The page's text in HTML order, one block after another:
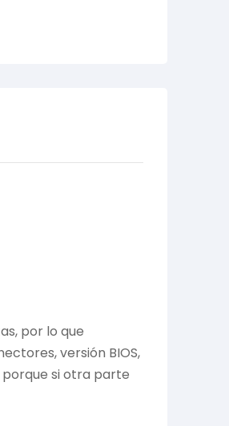
por lo que
versión BIOS,
porque si otra parte